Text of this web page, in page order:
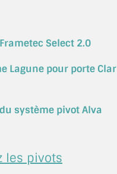
Select 2.0
Lagune pour porte
système pivot Alva
les pivots